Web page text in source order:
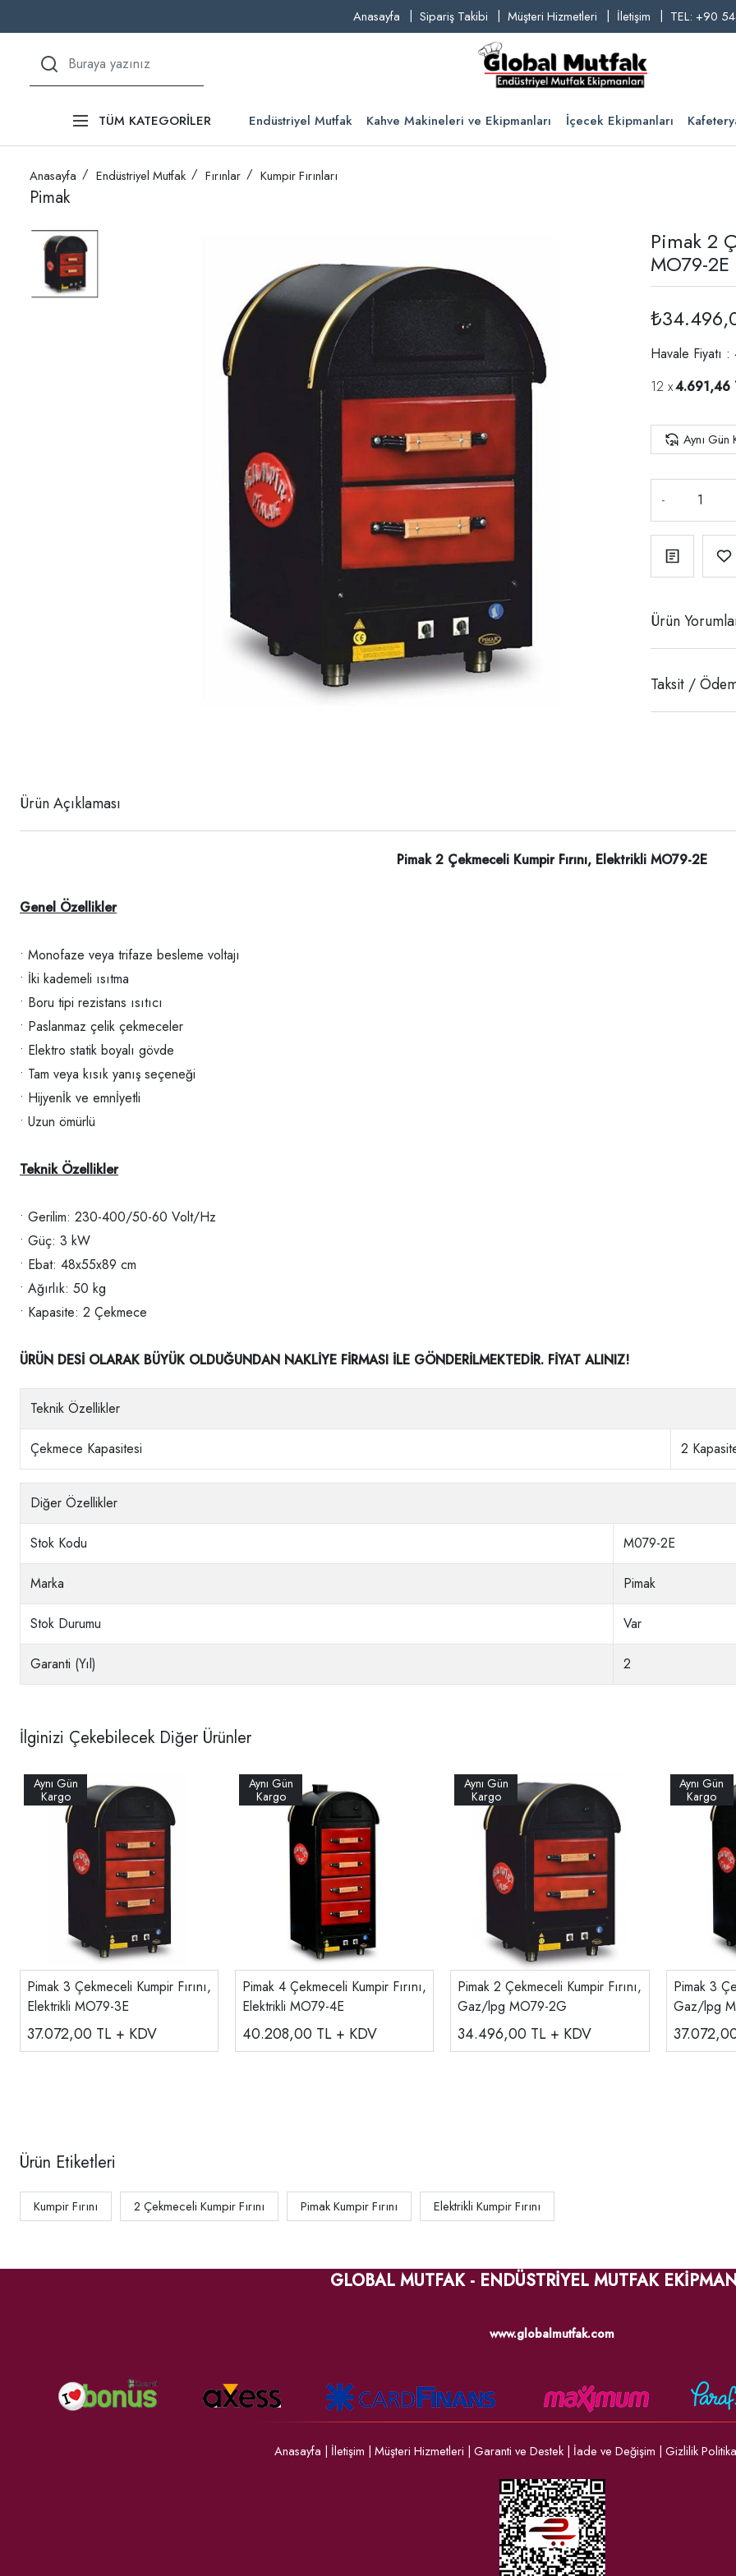
Anasayfa Sipariş Takibi Müşteri Hizmetleri İletişim TEL: +90
TÜM KATEGORİLER Endüstriyel Mutfak Kahve Makineleri ve Ekipmanları İçecek Ekipmanları
Anasayfa Endüstriyel Mutfak Fırınlar Kumpir Fırınları
Pimak
Pimak 2
MO79-2E
Havale Fiyatı
4.691,46
Aynı Gün
-
Ürün
Taksit /
Ürün Açıklaması
Pimak 2 Çekmeceli Kumpir Fırını, Elektrikli MO79-2E
Genel Özellikler
• Monofaze veya trifaze besleme voltajı
• İki kademeli ısıtma
• Boru tipi rezistans ısıtıcı
• Paslanmaz çelik çekmeceler
• Elektro statik boyalı gövde
• Tam veya kısık yanış seçeneği
• Hijyenİk ve emnİyetli
• Uzun ömürlü
Teknik Özellikler
• Gerilim: 230-400/50-60 Volt/Hz
• Güç: 3 kW
• Ebat: 48x55x89 cm
• Ağırlık: 50 kg
• Kapasite: 2 Çekmece
ÜRÜN DESİ OLARAK BÜYÜK OLDUĞUNDAN NAKLİYE FİRMASI İLE GÖNDERİLMEKTEDİR. FİYAT ALINIZ!
Teknik Özellikler
Çekmece Kapasitesi 2
Diğer Özellikler
Stok Kodu M079-2E
Marka Pimak
Stok Durumu Var
Garanti (Yıl) 2
İlginizi Çekebilecek Diğer Ürünler
Pimak 3 Çekmeceli Kumpir Fırını,
Elektrikli MO79-3E
37.072,00 TL + KDV
Pimak 4 Çekmeceli Kumpir Fırını,
Elektrikli MO79-4E
40.208,00 TL + KDV
Pimak 2 Çekmeceli Kumpir Fırını,
Gaz/lpg MO79-2G
34.496,00 TL + KDV
Pimak 3
Gaz/lpg
Ürün Etiketleri
Kumpir Fırını 2 Çekmeceli Kumpir Fırını Pimak Kumpir Fırını Elektrikli Kumpir Fırını
GLOBAL MUTFAK - ENDÜSTRİYEL MUTFAK
www.globalmutfak.com
Anasayfa | İletişim | Müşteri Hizmetleri | Garanti ve Destek | İade ve Değişim | Gizlilik